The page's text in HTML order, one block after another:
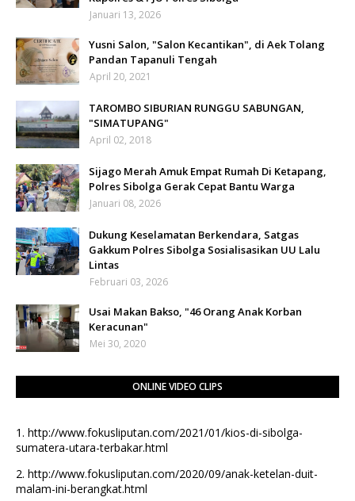
Januari 13, 2026
Yusni Salon, "Salon Kecantikan", di Aek Tolang
Pandan Tapanuli Tengah
April 20, 2021
TAROMBO SIBURIAN RUNGGU SABUNGAN,
"SIMATUPANG"
April 02, 2018
Sijago Merah Amuk Empat Rumah Di Ketapang,
Polres Sibolga Gerak Cepat Bantu Warga
Januari 08, 2026
Dukung Keselamatan Berkendara, Satgas
Gakkum Polres Sibolga Sosialisasikan UU Lalu
Lintas
Februari 03, 2026
Usai Makan Bakso, "46 Orang Anak Korban
Keracunan"
Mei 30, 2020
ONLINE VIDEO CLIPS
1. http://www.fokusliputan.com/2021/01/kios-di-sibolga-
sumatera-utara-terbakar.html
2. http://www.fokusliputan.com/2020/09/anak-ketelan-duit-
malam-ini-berangkat.html